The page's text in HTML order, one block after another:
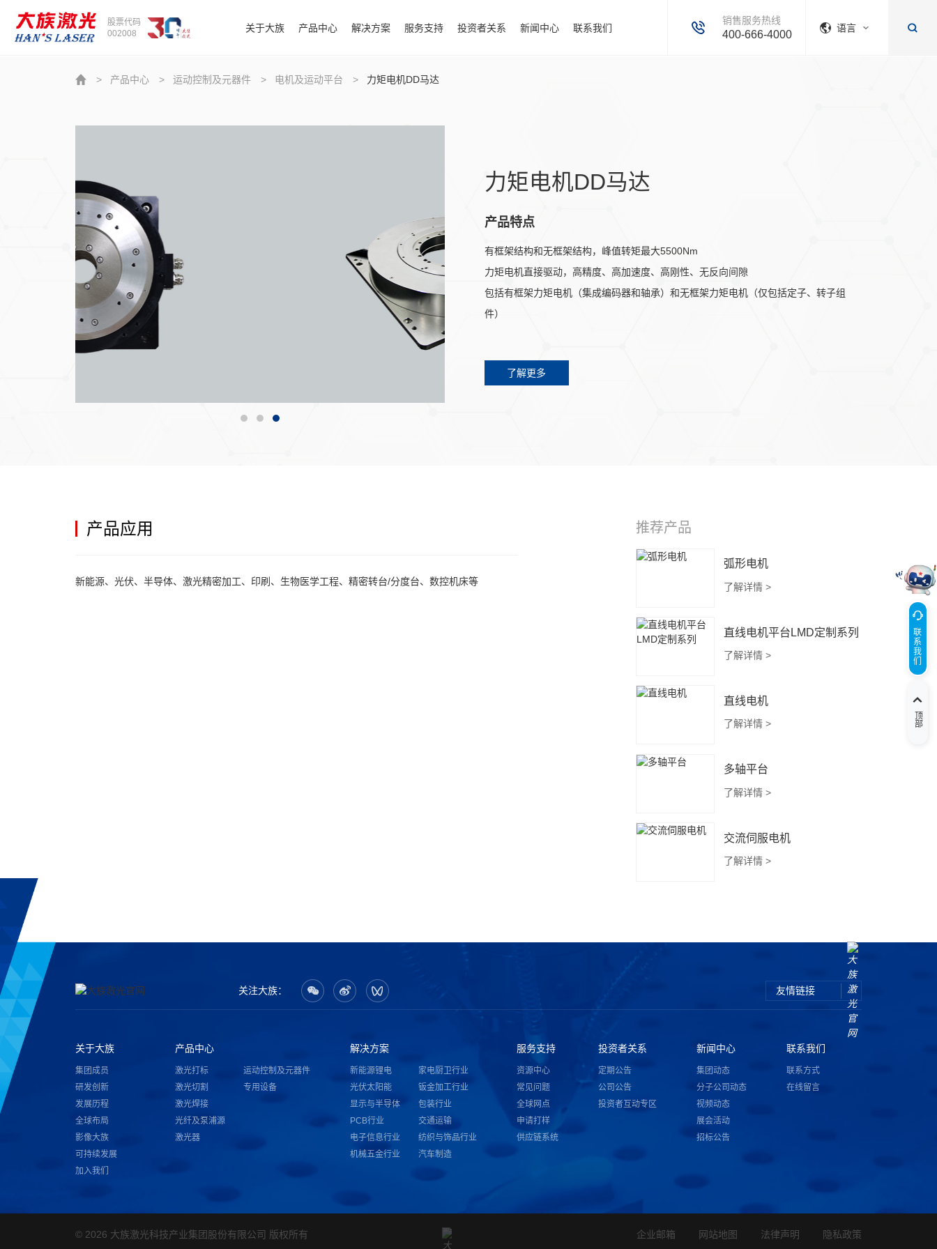
股票代码
002008
关于大族 产品中心 解决方案 服务支持 投资者关系 新闻中心 联系我们
销售服务热线
400-666-4000
语言
> 产品中心 > 运动控制及元器件 > 电机及运动平台 > 力矩电机DD马达
力矩电机DD马达
产品特点
有框架结构和无框架结构，峰值转矩最大5500Nm
力矩电机直接驱动，高精度、高加速度、高刚性、无反向间隙
包括有框架力矩电机（集成编码器和轴承）和无框架力矩电机（仅包括定子、转子组
件）
系列多，有内转子、外转子、多种中通孔结构
了解更多
产品应用
新能源、光伏、半导体、激光精密加工、印刷、生物医学工程、精密转台/分度台、数控机床等
推荐产品
弧形电机
了解详情 >
直线电机平台LMD定制系列
了解详情 >
直线电机
了解详情 >
多轴平台
了解详情 >
交流伺服电机
了解详情 >
关注大族： 友情链接
关于大族
集团成员
研发创新
发展历程
全球布局
影像大族
可持续发展
加入我们
产品中心
激光打标
激光切割
激光焊接
光纤及泵浦源
激光器
运动控制及元器件
专用设备
解决方案
新能源锂电
光伏太阳能
显示与半导体
PCB行业
电子信息行业
机械五金行业
家电厨卫行业
钣金加工行业
包装行业
交通运输
纺织与饰品行业
汽车制造
服务支持
资源中心
常见问题
全球网点
申请打样
供应链系统
投资者关系
定期公告
公司公告
投资者互动专区
新闻中心
集团动态
分子公司动态
视频动态
展会活动
招标公告
联系我们
联系方式
在线留言
© 2026 大族激光科技产业集团股份有限公司 版权所有 企业邮箱 网站地图 法律声明 隐私政策
联
系
我
们
顶部